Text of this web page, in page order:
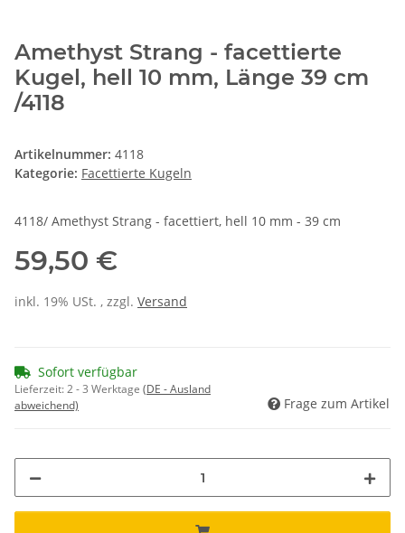
Amethyst Strang - facettierte
Kugel, hell 10 mm, Länge 39 cm
/4118
Artikelnummer: 4118
Kategorie: Facettierte Kugeln
4118/ Amethyst Strang - facettiert, hell 10 mm - 39 cm
59,50 €
inkl. 19% USt. , zzgl. Versand
Sofort verfügbar
Lieferzeit:2 - 3 Werktage (DE - Ausland
abweichend)
Frage zum Artikel